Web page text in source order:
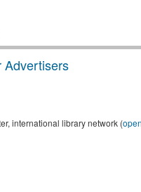
Advertisers
international library network (